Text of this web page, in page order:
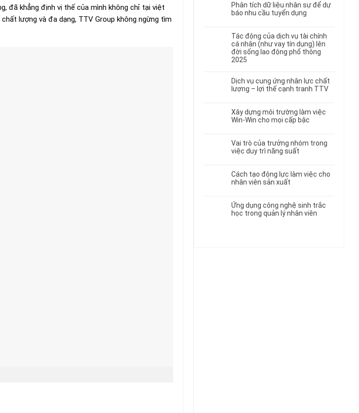
đã khẳng định vị thế của mình không chỉ tại việt
lượng và đa dạng, TTV Group không ngừng tìm
Phân tích dữ liệu nhân sự để dự
báo nhu cầu tuyển dụng
Tác động của dịch vụ tài chính
cá nhân (như vay tín dụng) lên
đời sống lao động phổ thông
2025
Dịch vụ cung ứng nhân lực chất
lượng – lợi thế cạnh tranh TTV
Xây dựng môi trường làm việc
Win-Win cho mọi cấp bậc
Vai trò của trưởng nhóm trong
việc duy trì năng suất
Cách tạo động lực làm việc cho
nhân viên sản xuất
Ứng dụng công nghệ sinh trắc
học trong quản lý nhân viên